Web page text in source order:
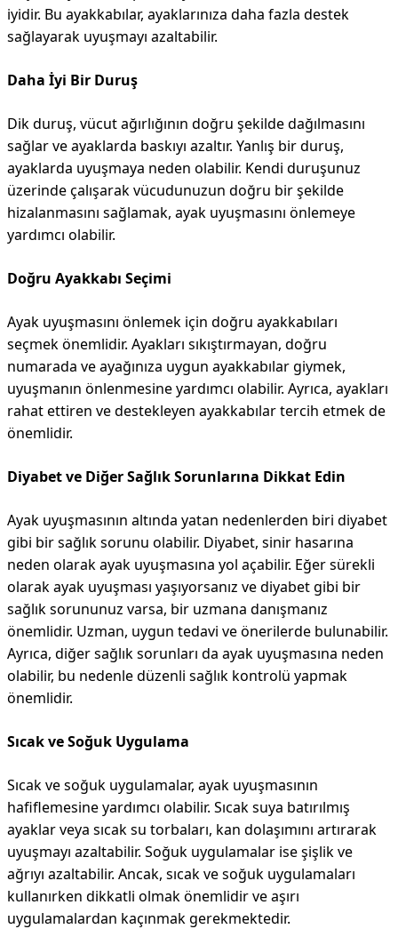
iyidir. Bu ayakkabılar, ayaklarınıza daha fazla destek
sağlayarak uyuşmayı azaltabilir.
Daha İyi Bir Duruş
Dik duruş, vücut ağırlığının doğru şekilde dağılmasını
sağlar ve ayaklarda baskıyı azaltır. Yanlış bir duruş,
ayaklarda uyuşmaya neden olabilir. Kendi duruşunuz
üzerinde çalışarak vücudunuzun doğru bir şekilde
hizalanmasını sağlamak, ayak uyuşmasını önlemeye
yardımcı olabilir.
Doğru Ayakkabı Seçimi
Ayak uyuşmasını önlemek için doğru ayakkabıları
seçmek önemlidir. Ayakları sıkıştırmayan, doğru
numarada ve ayağınıza uygun ayakkabılar giymek,
uyuşmanın önlenmesine yardımcı olabilir. Ayrıca, ayakları
rahat ettiren ve destekleyen ayakkabılar tercih etmek de
önemlidir.
Diyabet ve Diğer Sağlık Sorunlarına Dikkat Edin
Ayak uyuşmasının altında yatan nedenlerden biri diyabet
gibi bir sağlık sorunu olabilir. Diyabet, sinir hasarına
neden olarak ayak uyuşmasına yol açabilir. Eğer sürekli
olarak ayak uyuşması yaşıyorsanız ve diyabet gibi bir
sağlık sorununuz varsa, bir uzmana danışmanız
önemlidir. Uzman, uygun tedavi ve önerilerde bulunabilir.
Ayrıca, diğer sağlık sorunları da ayak uyuşmasına neden
olabilir, bu nedenle düzenli sağlık kontrolü yapmak
önemlidir.
Sıcak ve Soğuk Uygulama
Sıcak ve soğuk uygulamalar, ayak uyuşmasının
hafiflemesine yardımcı olabilir. Sıcak suya batırılmış
ayaklar veya sıcak su torbaları, kan dolaşımını artırarak
uyuşmayı azaltabilir. Soğuk uygulamalar ise şişlik ve
ağrıyı azaltabilir. Ancak, sıcak ve soğuk uygulamaları
kullanırken dikkatli olmak önemlidir ve aşırı
uygulamalardan kaçınmak gerekmektedir.